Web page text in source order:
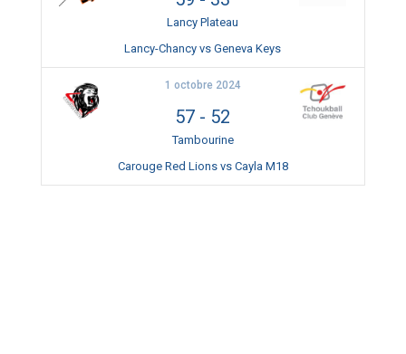
Lancy Plateau
Lancy-Chancy vs Geneva Keys
1 octobre 2024
57 - 52
Tambourine
Carouge Red Lions vs Cayla M18